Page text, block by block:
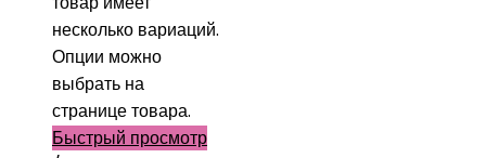
несколько вариаций.
Опции можно
выбрать на
странице товара.
Быстрый просмотр